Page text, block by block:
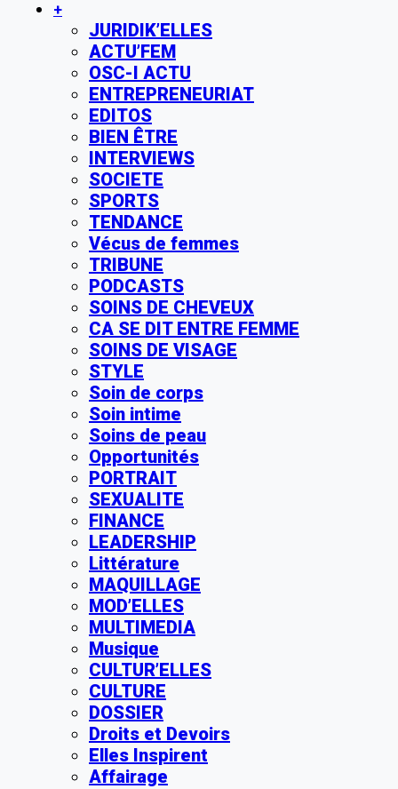
+
JURIDIK’ELLES
ACTU’FEM
OSC-I ACTU
ENTREPRENEURIAT
EDITOS
BIEN ÊTRE
INTERVIEWS
SOCIETE
SPORTS
TENDANCE
Vécus de femmes
TRIBUNE
PODCASTS
SOINS DE CHEVEUX
CA SE DIT ENTRE FEMME
SOINS DE VISAGE
STYLE
Soin de corps
Soin intime
Soins de peau
Opportunités
PORTRAIT
SEXUALITE
FINANCE
LEADERSHIP
Littérature
MAQUILLAGE
MOD’ELLES
MULTIMEDIA
Musique
CULTUR’ELLES
CULTURE
DOSSIER
Droits et Devoirs
Elles Inspirent
Affairage